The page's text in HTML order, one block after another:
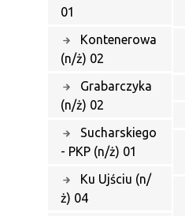
01
Kontenerowa
(n/ż) 02
Grabarczyka
(n/ż) 02
Sucharskiego
- PKP (n/ż) 01
Ku Ujściu (n/
ż) 04